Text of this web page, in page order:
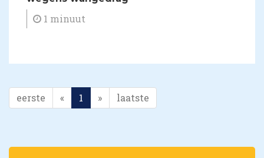
1 minuut
eerste « 1 » laatste